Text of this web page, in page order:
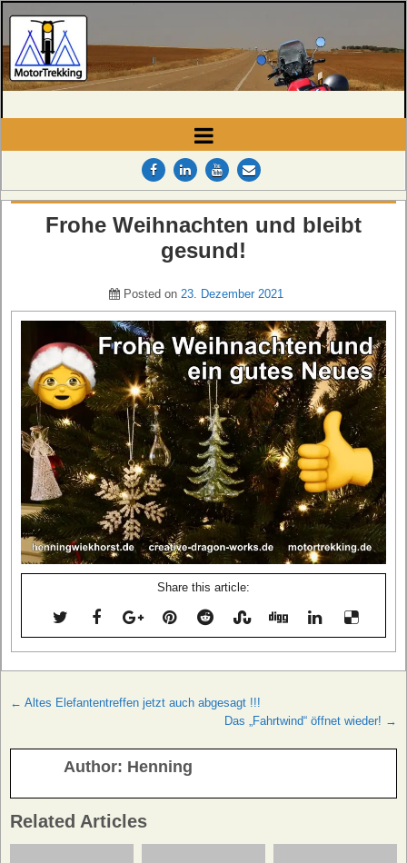
MotorTrekking
Frohe Weihnachten und bleibt
gesund!
Posted on 23. Dezember 2021
Share this article:
Beitragsnavigation
← Altes Elefantentreffen jetzt auch abgesagt !!!
Das „Fahrtwind“ öffnet wieder! →
Author: Henning
Related Articles